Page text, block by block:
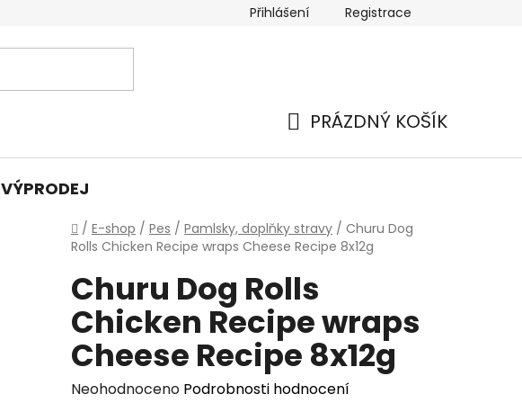
Přihlášení Registrace
PRÁZDNÝ KOŠÍK
VÝPRODEJ
Domů
/ E-shop / Pes / Pamlsky, doplňky stravy / Churu Dog
Rolls Chicken Recipe wraps Cheese Recipe 8x12g
Churu Dog Rolls
Chicken Recipe wraps
Cheese Recipe 8x12g
Průměrné
Neohodnoceno Podrobnosti hodnocení